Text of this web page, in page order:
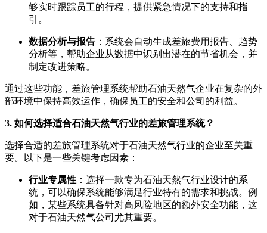
够实时跟踪员工的行程，提供紧急情况下的支持和指
引。
数据分析与报告 ：系统会自动生成差旅费用报告、趋势
分析等，帮助企业从数据中识别出潜在的节省机会，并
制定改进策略。
通过这些功能，差旅管理系统帮助石油天然气企业在复杂的外
部环境中保持高效运作，确保员工的安全和公司的利益。
3. 如何选择适合石油天然气行业的差旅管理系统？
选择合适的差旅管理系统对于石油天然气行业的企业至关重
要。以下是一些关键考虑因素：
行业专属性 ：选择一款专为石油天然气行业设计的系
统，可以确保系统能够满足行业特有的需求和挑战。例
如，某些系统具备针对高风险地区的额外安全功能，这
对于石油天然气公司尤其重要。